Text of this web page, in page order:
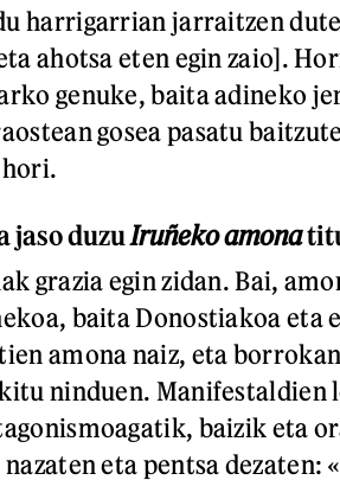
harrigarrian jarraitzen
ahotsa eten egin zaio].
genuke, baita adineko
gosea pasatu
jaso duzuIruñeko amona
grazia egin zidan. Bai,
baita Donostiakoa eta
amona naiz, eta
ninduen. Manifestaldien
baizik eta
nazaten eta pentsa